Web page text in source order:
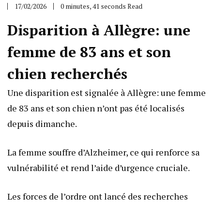
17/02/2026 0 minutes, 41 seconds Read
Disparition à Allègre: une
femme de 83 ans et son
chien recherchés
Une disparition est signalée à Allègre: une femme
de 83 ans et son chien n’ont pas été localisés
depuis dimanche.
La femme souffre d’Alzheimer, ce qui renforce sa
vulnérabilité et rend l’aide d’urgence cruciale.
Les forces de l’ordre ont lancé des recherches